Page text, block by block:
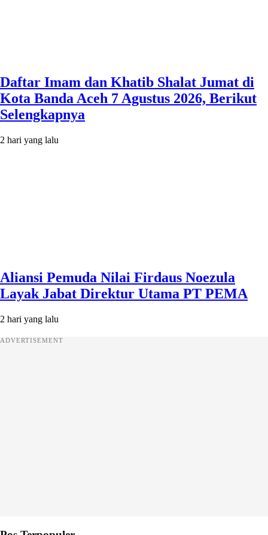
Daftar Imam dan Khatib Shalat Jumat di
Kota Banda Aceh 7 Agustus 2026, Berikut
Selengkapnya
2 hari yang lalu
Aliansi Pemuda Nilai Firdaus Noezula
Layak Jabat Direktur Utama PT PEMA
2 hari yang lalu
ADVERTISEMENT